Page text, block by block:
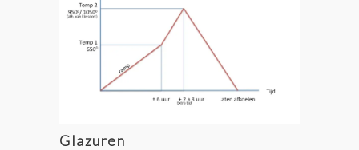
Glazuren